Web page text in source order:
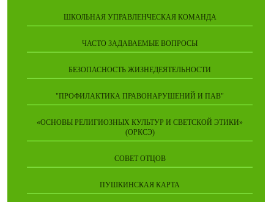
ШКОЛЬНАЯ УПРАВЛЕНЧЕСКАЯ КОМАНДА
ЧАСТО ЗАДАВАЕМЫЕ ВОПРОСЫ
БЕЗОПАСНОСТЬ ЖИЗНЕДЕЯТЕЛЬНОСТИ
"ПРОФИЛАКТИКА ПРАВОНАРУШЕНИЙ И ПАВ"
«ОСНОВЫ РЕЛИГИОЗНЫХ КУЛЬТУР И СВЕТСКОЙ ЭТИКИ»
(ОРКСЭ)
СОВЕТ ОТЦОВ
ПУШКИНСКАЯ КАРТА